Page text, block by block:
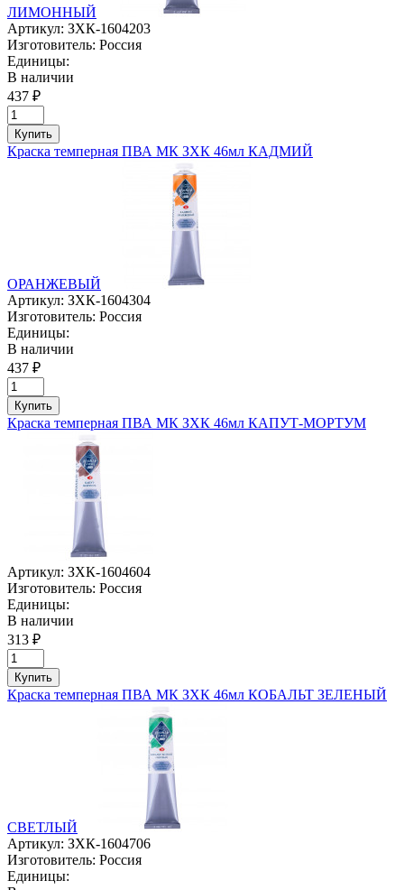
ЛИМОННЫЙ
Артикул: ЗХК-1604203
Изготовитель: Россия
Единицы:
В наличии
437 ₽
Купить
Краска темперная ПВА МК ЗХК 46мл КАДМИЙ
ОРАНЖЕВЫЙ
Артикул: ЗХК-1604304
Изготовитель: Россия
Единицы:
В наличии
437 ₽
Купить
Краска темперная ПВА МК ЗХК 46мл КАПУТ-МОРТУМ
Артикул: ЗХК-1604604
Изготовитель: Россия
Единицы:
В наличии
313 ₽
Купить
Краска темперная ПВА МК ЗХК 46мл КОБАЛЬТ ЗЕЛЕНЫЙ
СВЕТЛЫЙ
Артикул: ЗХК-1604706
Изготовитель: Россия
Единицы: